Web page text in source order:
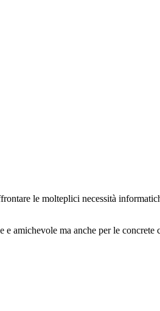
le molteplici necessità
ma anche per le concrete